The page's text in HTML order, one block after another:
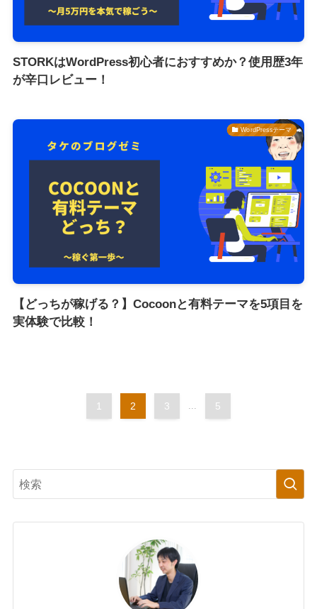
STORKはWordPress初心者におすすめか？使用歴3年
が辛口レビュー！
WordPressテーマ
【どっちが稼げる？】Cocoonと有料テーマを5項目を
実体験で比較！
1 2 3 ... 5